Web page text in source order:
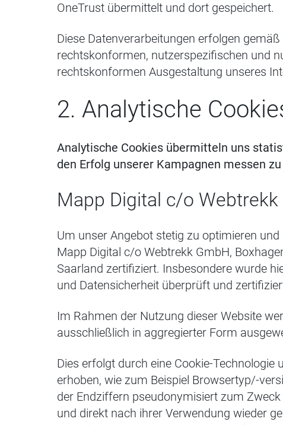
OneTrust übermittelt und dort gespeichert.
Diese Datenverarbeitungen erfolgen
rechtskonformen, nutzerspezifischen und
rechtskonformen Ausgestaltung unseres
2. Analytische
Analytische Cookies übermitteln uns
den Erfolg unserer Kampagnen messen
Mapp Digital c/o
Um unser Angebot stetig zu optimieren
Mapp Digital c/o Webtrekk GmbH,
Saarland zertifiziert. Insbesondere wurde
und Datensicherheit überprüft und
Im Rahmen der Nutzung dieser Website
ausschließlich in aggregierter Form
Dies erfolgt durch eine Cookie-Technologie
erhoben, wie zum Beispiel Browsertyp/-
der Endziffern pseudonymisiert zum
und direkt nach ihrer Verwendung wieder